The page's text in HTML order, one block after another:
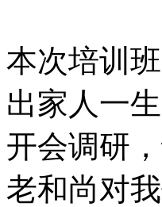
本次培训
出家人一
开会调研
老和尚对